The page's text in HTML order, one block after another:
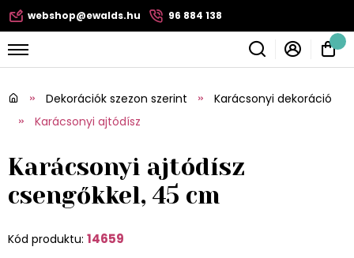
webshop@ewalds.hu 96 884 138
Dekorációk szezon szerint
Karácsonyi dekoráció
Karácsonyi ajtódísz
Karácsonyi ajtódísz
csengőkkel, 45 cm
Kód produktu: 14659